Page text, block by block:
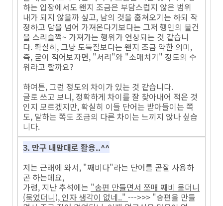
하는 입장에서도 왠지 조금은 부담스럽지 않은 범위
내가 되지 않을까 싶고, 남의 것을 훔쳐오기는 하되 작
정하고 담을 넘어 가져온다기보다는 그저 행인의 물건
을 스리슬쩍~ 가져가는 행위가 연상되는 것 같습니
다. 확실히, 그냥 도둑질보다는 왠지 조금 약한 의미,
즉, 굳이 적어보자면, "서리"와 "소매치기" 정도의 수
위라고 할까요?
하여튼, 그런 정도의 차이가 있는 것 같습니다.
글로 쓰고 보니, 정확하게 차이를 잘 찾아내어 적은 것
인지 모르겠지만, 확실히 이들 단어는 받아들이는 쪽
도, 말하는 쪽도 조금의 다른 차이는 느끼지 않나 싶습
니다.
3. 만구 내맘대로 활용..^^
저는 근래에 와서, "째비다"라는 단어를 곧잘 사용하
곤 하는데요,
가령, 지난 추석에는 "송편 만들면서 쪼매 째비 묻더니
(묵었더니), 인자 생각이 없네.." --->>> "송편을 만들